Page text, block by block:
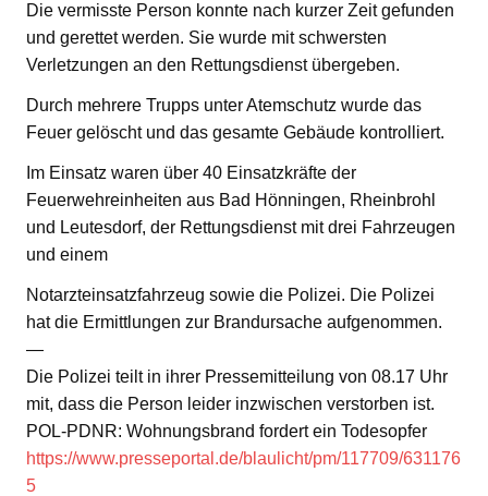
Die vermisste Person konnte nach kurzer Zeit gefunden
und gerettet werden. Sie wurde mit schwersten
Verletzungen an den Rettungsdienst übergeben.
Durch mehrere Trupps unter Atemschutz wurde das
Feuer gelöscht und das gesamte Gebäude kontrolliert.
Im Einsatz waren über 40 Einsatzkräfte der
Feuerwehreinheiten aus Bad Hönningen, Rheinbrohl
und Leutesdorf, der Rettungsdienst mit drei Fahrzeugen
und einem
Notarzteinsatzfahrzeug sowie die Polizei. Die Polizei
hat die Ermittlungen zur Brandursache aufgenommen.
—
Die Polizei teilt in ihrer Pressemitteilung von 08.17 Uhr
mit, dass die Person leider inzwischen verstorben ist.
POL-PDNR: Wohnungsbrand fordert ein Todesopfer
https://www.presseportal.de/blaulicht/pm/117709/631176
5